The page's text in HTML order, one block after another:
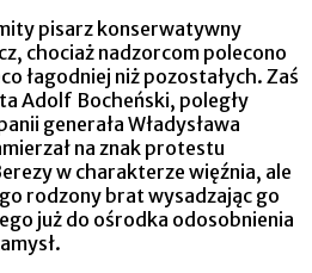
pisarz konserwatywny
chociaż nadzorcom polecono
łagodniej niż pozostałych. Zaś
Adolf Bocheński, poległy
generała Władysława
na znak protestu
w charakterze więźnia, ale
rodzony brat wysadzając go
już do ośrodka odosobnienia